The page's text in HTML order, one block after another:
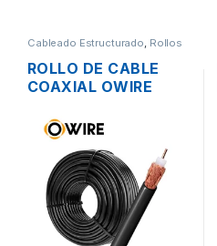
Cableado Estructurado, Rollos
ROLLO DE CABLE
COAXIAL OWIRE
NEGRO COBRE POR
METROS